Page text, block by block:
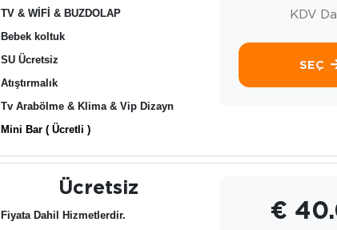
TV & WİFİ & BUZDOLAP
Bebek koltuk
SU Ücretsiz
Atıştırmalık
Tv Arabölme & Klima & Vip Dizayn
Mini Bar ( Ücretli )
KDV
SEÇ
Ücretsiz
Fiyata Dahil Hizmetlerdir.
€